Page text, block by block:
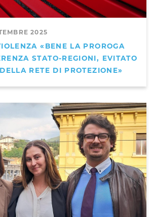
2025
«BENE LA PROROGA
STATO-REGIONI, EVITATO
RETE DI PROTEZIONE»